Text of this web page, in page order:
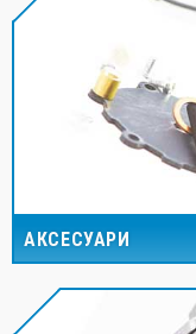
АКСЕСУАРИ